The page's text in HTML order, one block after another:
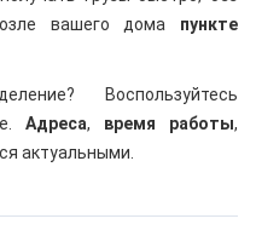
вашего дома пункте
Воспользуйтесь
Адреса, время работы,
актуальными.